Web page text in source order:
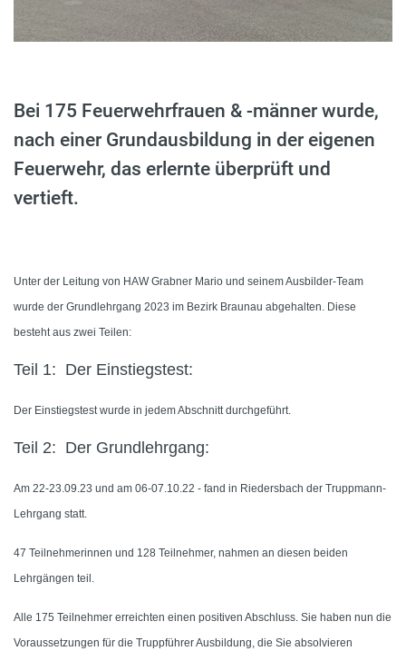
Bei 175 Feuerwehrfrauen & -männer wurde,
nach einer Grundausbildung in der eigenen
Feuerwehr, das erlernte überprüft und
vertieft.
Unter der Leitung von HAW Grabner Mario und seinem Ausbilder-Team
wurde der Grundlehrgang 2023 im Bezirk Braunau abgehalten. Diese
besteht aus zwei Teilen:
Teil 1: Der Einstiegstest:
Der Einstiegstest wurde in jedem Abschnitt durchgeführt.
Teil 2: Der Grundlehrgang:
Am 22-23.09.23 und am 06-07.10.22 - fand in Riedersbach der Truppmann-
Lehrgang statt.
47 Teilnehmerinnen und 128 Teilnehmer, nahmen an diesen beiden
Lehrgängen teil.
Alle 175 Teilnehmer erreichten einen positiven Abschluss. Sie haben nun die
Voraussetzungen für die Truppführer Ausbildung, die Sie absolvieren